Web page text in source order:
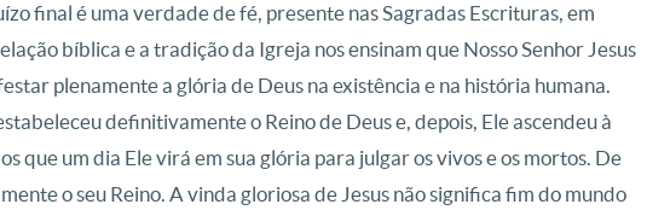
final é uma verdade de fé, presente nas Sagradas Escrituras, em
bíblica e a tradição da Igreja nos ensinam que Nosso Senhor Jesus
plenamente a glória de Deus na existência e na história humana.
definitivamente o Reino de Deus e, depois, Ele ascendeu à
que um dia Ele virá em sua glória para julgar os vivos e os mortos. De
o seu Reino. A vinda gloriosa de Jesus não significa fim do mundo